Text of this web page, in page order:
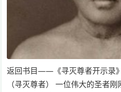
返回书目——《寻灭尊者开示录
（寻灭尊者） 一位伟大的圣者